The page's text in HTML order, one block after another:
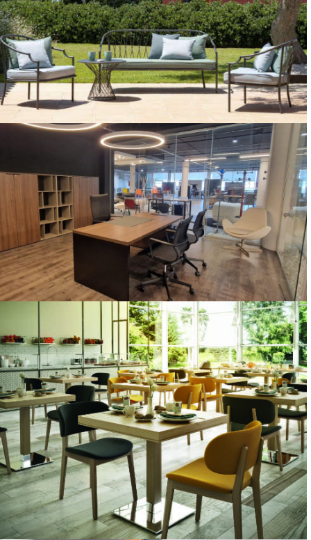
ARREDO GIARDINO
5.000 M2DI ARREDO PER ESTERNI
ARREDO UFFICIO
SOLUZIONI PER UFFICI E ATTIVITÀ COMMERCIALI
CONTRACT
BAR, RISTORANTI, HOTEL, B&B, SALE MEETING